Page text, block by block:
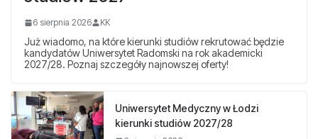
6 sierpnia 2026 KK
Już wiadomo, na które kierunki studiów rekrutować będzie
kandydatów Uniwersytet Radomski na rok akademicki
2027/28. Poznaj szczegóły najnowszej oferty!
Uniwersytet Medyczny w Łodzi
kierunki studiów 2027/28